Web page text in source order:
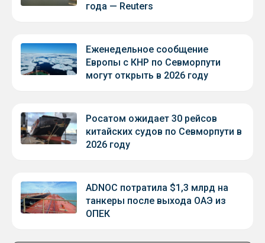
года — Reuters
Еженедельное сообщение
Европы с КНР по Севморпути
могут открыть в 2026 году
Росатом ожидает 30 рейсов
китайских судов по Севморпути в
2026 году
ADNOC потратила $1,3 млрд на
танкеры после выхода ОАЭ из
ОПЕК